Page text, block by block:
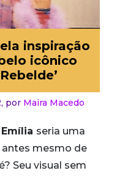
inspiração
icônico
por Maira Macedo
Emília seria uma
mesmo de
Seu visual sem